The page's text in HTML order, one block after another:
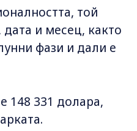
той
и месец, както
фази и дали е
148 331 долара,